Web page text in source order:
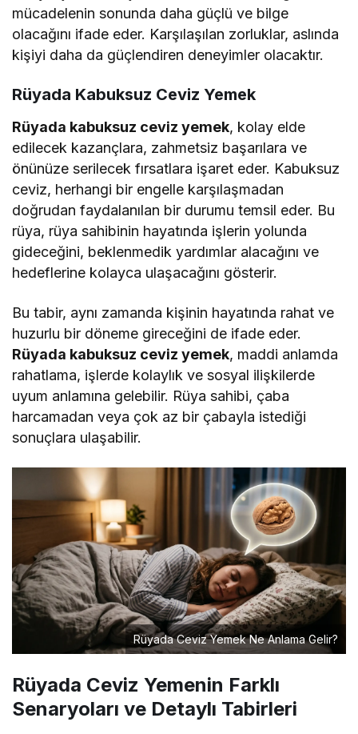
mücadelenin sonunda daha güçlü ve bilge
olacağını ifade eder. Karşılaşılan zorluklar, aslında
kişiyi daha da güçlendiren deneyimler olacaktır.
Rüyada Kabuksuz Ceviz Yemek
Rüyada kabuksuz ceviz yemek, kolay elde
edilecek kazançlara, zahmetsiz başarılara ve
önünüze serilecek fırsatlara işaret eder. Kabuksuz
ceviz, herhangi bir engelle karşılaşmadan
doğrudan faydalanılan bir durumu temsil eder. Bu
rüya, rüya sahibinin hayatında işlerin yolunda
gideceğini, beklenmedik yardımlar alacağını ve
hedeflerine kolayca ulaşacağını gösterir.
Bu tabir, aynı zamanda kişinin hayatında rahat ve
huzurlu bir döneme gireceğini de ifade eder.
Rüyada kabuksuz ceviz yemek, maddi anlamda
rahatlama, işlerde kolaylık ve sosyal ilişkilerde
uyum anlamına gelebilir. Rüya sahibi, çaba
harcamadan veya çok az bir çabayla istediği
sonuçlara ulaşabilir.
Rüyada Ceviz Yemek Ne Anlama Gelir?
Rüyada Ceviz Yemenin Farklı
Senaryoları ve Detaylı Tabirleri